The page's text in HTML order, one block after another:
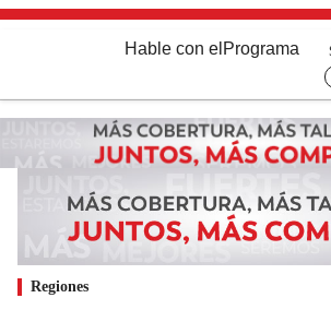
Hable con el Programa
Regiones